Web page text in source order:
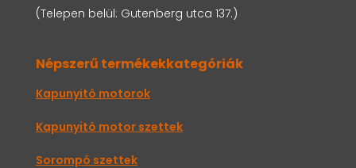
(Telepen belül: Gutenberg utca 137.)
Népszerű termékekkategóriák
Kapunyitó motorok
Kapunyitó motor szettek
Sorompó szettek